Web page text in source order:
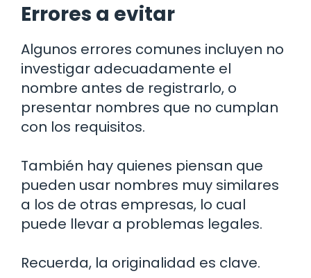
Errores a evitar
Algunos errores comunes incluyen no
investigar adecuadamente el
nombre antes de registrarlo, o
presentar nombres que no cumplan
con los requisitos.
También hay quienes piensan que
pueden usar nombres muy similares
a los de otras empresas, lo cual
puede llevar a problemas legales.
Recuerda, la originalidad es clave.